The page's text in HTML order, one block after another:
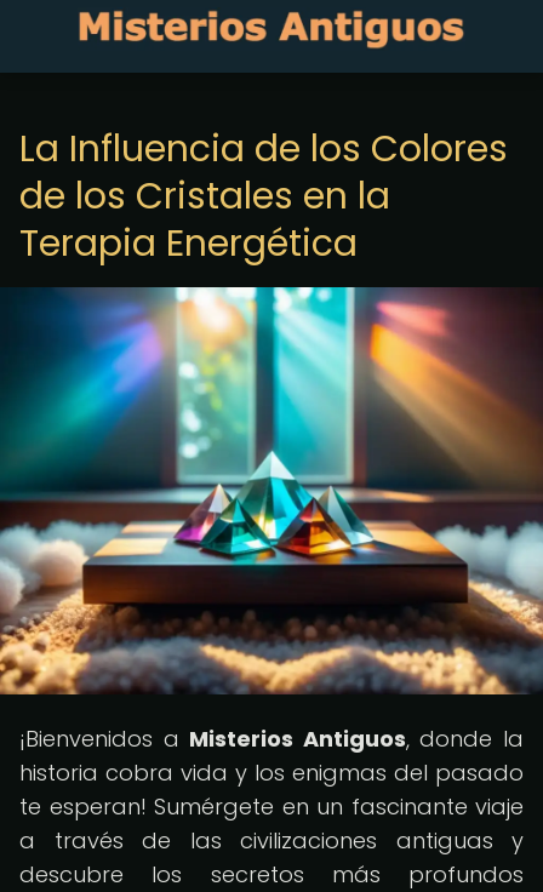
La Influencia de los Colores
de los Cristales en la
Terapia Energética
¡Bienvenidos a Misterios Antiguos, donde la
historia cobra vida y los enigmas del pasado
te esperan! Sumérgete en un fascinante viaje
a través de las civilizaciones antiguas y
descubre los secretos más profundos